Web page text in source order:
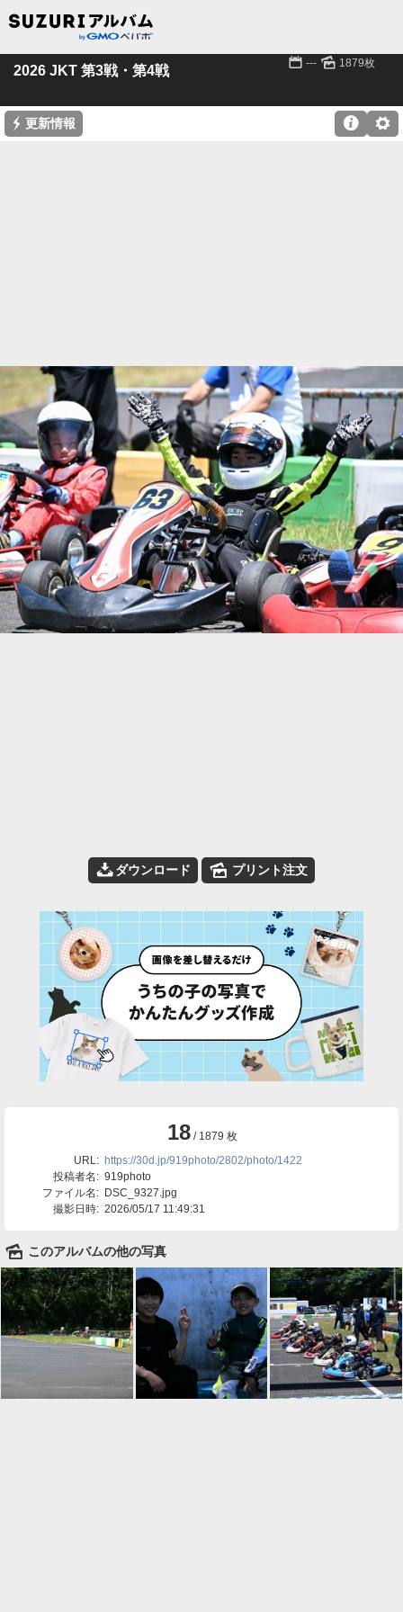
2026 JKT 第3戦・第4戦 📅 --- 🌄 1879枚
⚡ 更新情報 ⚙

📥ダウンロード 🌄 プリント注文
18/ 1879 枚
URL: https://30d.jp/919photo/2802/photo/1422
投稿者名: 919photo
ファイル名: DSC_9327.jpg
撮影日時: 2026/05/17 11:49:31
🌄 このアルバムの他の写真